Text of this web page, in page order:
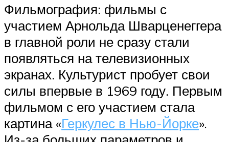
Фильмография: фильмы с
участием Арнольда Шварценеггера
в главной роли не сразу стали
появляться на телевизионных
экранах. Культурист пробует свои
силы впервые в 1969 году. Первым
фильмом с его участием стала
картина «Геркулес в Нью-Йорке».